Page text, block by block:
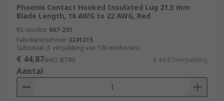
Phoenix Contact Hooked Insulated Lug 21.5 mm
Blade Length, 16 AWG to 22 AWG, Red
RS-stocknr. 607-231
Fabrikantnummer 3241215
Subtotaal (1 verpakking van 100 eenheden)
€ 44,87(excl. BTW) € 44,87/verpakking
Aantal